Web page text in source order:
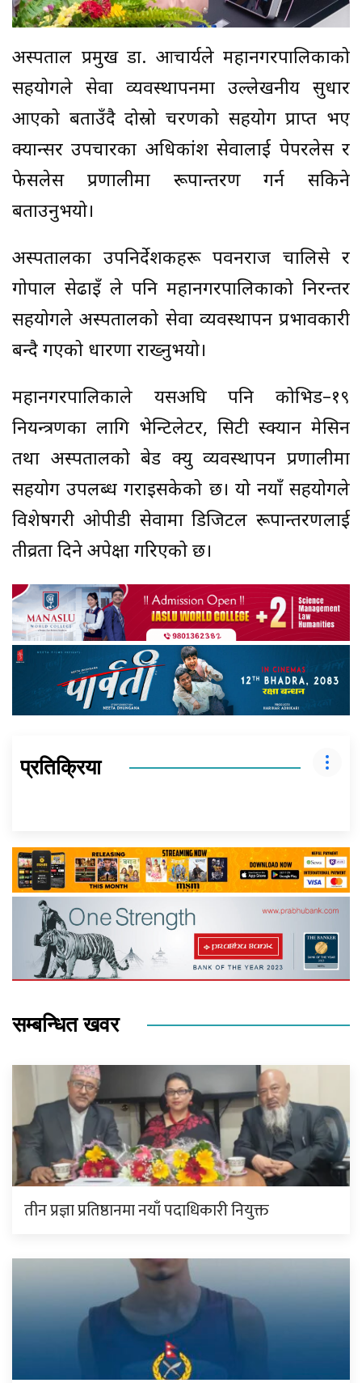
अस्पताल प्रमुख डा. आचार्यले महानगरपालिकाको
सहयोगले सेवा व्यवस्थापनमा उल्लेखनीय सुधार
आएको बताउँदै दोस्रो चरणको सहयोग प्राप्त भए
क्यान्सर उपचारका अधिकांश सेवालाई पेपरलेस र
फेसलेस प्रणालीमा रूपान्तरण गर्न सकिने
बताउनुभयो।
अस्पतालका उपनिर्देशकहरू पवनराज चालिसे र
गोपाल सेढाइँ ले पनि महानगरपालिकाको निरन्तर
सहयोगले अस्पतालको सेवा व्यवस्थापन प्रभावकारी
बन्दै गएको धारणा राख्नुभयो।
महानगरपालिकाले यसअघि पनि कोभिड–१९
नियन्त्रणका लागि भेन्टिलेटर, सिटी स्क्यान मेसिन
तथा अस्पतालको बेड क्यु व्यवस्थापन प्रणालीमा
सहयोग उपलब्ध गराइसकेको छ। यो नयाँ सहयोगले
विशेषगरी ओपीडी सेवामा डिजिटल रूपान्तरणलाई
तीव्रता दिने अपेक्षा गरिएको छ।
प्रतिक्रिया
सम्बन्धित खवर
तीन प्रज्ञा प्रतिष्ठानमा नयाँ पदाधिकारी नियुक्त